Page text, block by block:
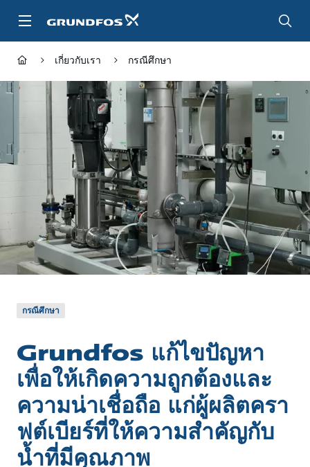
หลัก
เกี่ยวกับเรา กรณีศึกษา
กรณีศึกษา
Grundfos แก้ไขปัญหา
เพื่อให้เกิดความถูกต้องและ
ความน่าเชื่อถือ แก่ผู้ผลิตครา
ฟต์เบียร์ที่ให้ความสำคัญกับ
น้ำที่มีคุณภาพ